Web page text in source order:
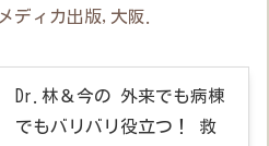
ディカ出版,大阪.
Dr.林＆今の 外来でも病棟
でもバリバリ役立つ！ 救